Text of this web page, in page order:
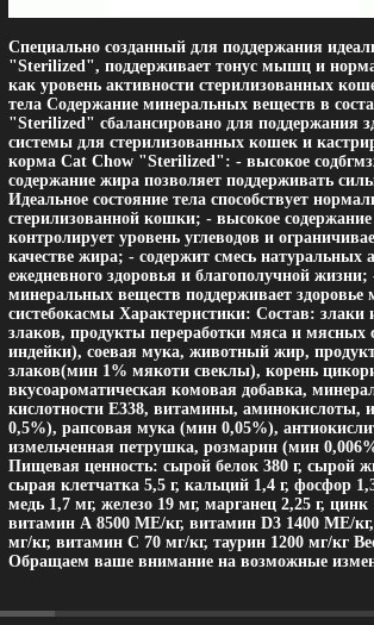
Специально созданный для поддержания
"Sterilized", поддерживает тонус мышц и
как уровень активности стерилизованных
тела Содержание минеральных веществ в
"Sterilized" сбалансировано для поддержания
системы для стерилизованных кошек и
корма Cat Chow "Sterilized": - высокое
содержание жира позволяет поддерживать
Идеальное состояние тела способствует
стерилизованной кошки; - высокое
контролирует уровень углеводов и
качестве жира; - содержит смесь натуральных
ежедневного здоровья и благополучной
минеральных веществ поддерживает
систебокасмы Характеристики: Состав: злаки
злаков, продукты переработки мяса и мясных
индейки), соевая мука, животный жир,
злаков(мин 1% мякоти свеклы), корень
вкусоароматическая комовая добавка,
кислотности Е338, витамины, аминокислоты,
0,5%), рапсовая мука (мин 0,05%),
измельченная петрушка, розмарин (мин
Пищевая ценность: сырой белок 380 г, сырой
сырая клетчатка 5,5 г, кальций 1,4 г, фосфор
медь 1,7 мг, железо 19 мг, марганец 2,25 г, цинк
витамин А 8500 МЕ/кг, витамин D3 1400 МЕ/
мг/кг, витамин С 70 мг/кг, таурин 1200 мг/кг
Обращаем ваше внимание на возможные